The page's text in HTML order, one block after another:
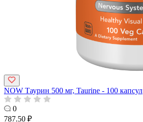
NOW Таурин 500 мг, Taurine - 100 капсул
0
787.50 ₽